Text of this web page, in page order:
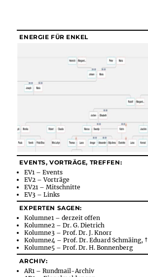
ENERGIE FÜR ENKEL
EVENTS, VORTRÄGE, TREFFEN:
EV1 – Events
EV2 – Vorträge
EV21 – Mitschnitte
EV3 – Links
EXPERTEN SAGEN:
Kolumne1 – derzeit offen
Kolumne2 – Dr. G. Dietrich
Kolumne3 – Prof. Dr. J. Knorr
Kolumne4 – Prof. Dr. Eduard Schmäing, †
Kolumne5 – Prof. Dr. H. Bonnenberg
ARCHIV:
AR1 – Rundmail-Archiv